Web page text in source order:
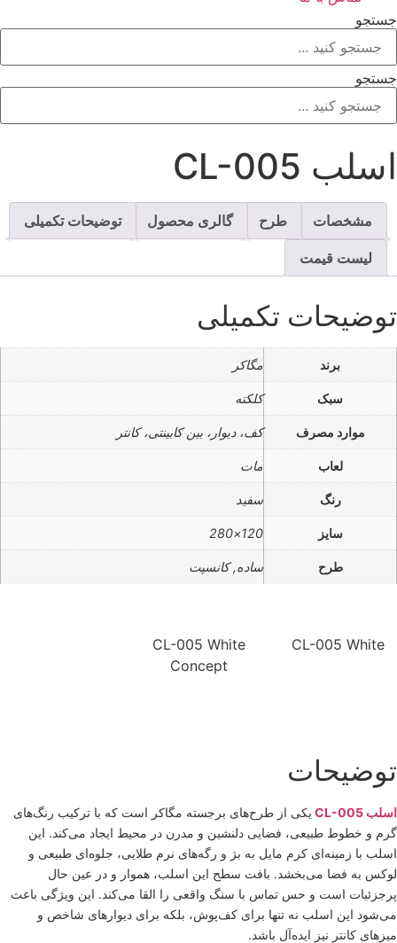
جستجو
جستجو
اسلب CL-005
مشخصات طرح گالری محصول توضیحات تکمیلی
لیست قیمت
توضیحات تکمیلی
برند مگاکر
سبک کلکته
موارد مصرف کف، دیوار، بین کابینتی، کانتر
لعاب مات
رنگ سفید
سایز 120×280
طرح ساده, کانسپت
CL-005 White
CL-005 White
Concept
توضیحات
اسلب CL-005
یکی از طرح‌های برجسته مگاکر است که با ترکیب رنگ‌های
گرم و خطوط طبیعی، فضایی دلنشین و مدرن در محیط ایجاد می‌کند. این
اسلب با زمینه‌ای کرم مایل به بژ و رگه‌های نرم طلایی، جلوه‌ای طبیعی و
لوکس به فضا می‌بخشد. بافت سطح این اسلب، هموار و در عین حال
پرجزئیات است و حس تماس با سنگ واقعی را القا می‌کند. این ویژگی باعث
می‌شود این اسلب نه تنها برای کف‌پوش، بلکه برای دیوارهای شاخص و
میزهای کانتر نیز ایده‌آل باشد.